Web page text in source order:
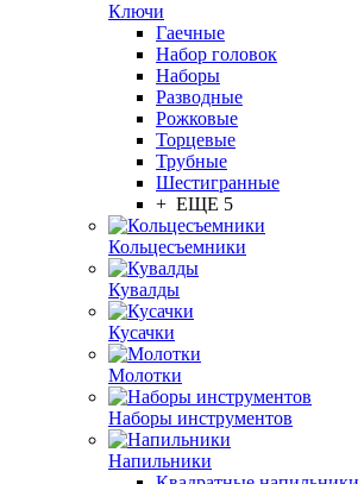
Ключи
Гаечные
Набор головок
Наборы
Разводные
Рожковые
Торцевые
Трубные
Шестигранные
+ ЕЩЕ 5
Кольцесъемники
Кувалды
Кусачки
Молотки
Наборы инструментов
Напильники